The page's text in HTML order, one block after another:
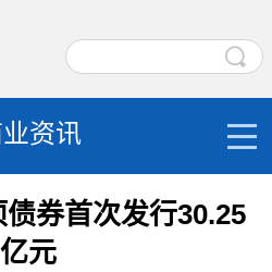
资讯
券首次发行30.25
亿元